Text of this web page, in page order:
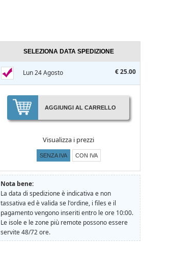
SELEZIONA DATA SPEDIZIONE
Lun 24 Agosto € 25.00
AGGIUNGI AL CARRELLO
Visualizza i prezzi
SENZA IVA CON IVA
Nota bene:
La data di spedizione è indicativa e non
tassativa ed è valida se l'ordine, i files e il
pagamento vengono inseriti entro le ore 10:00.
Le isole e le zone più remote possono essere
servite 48/72 ore.